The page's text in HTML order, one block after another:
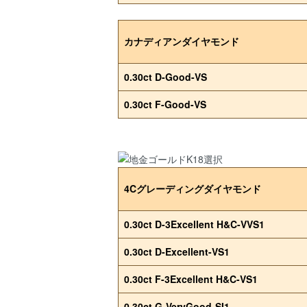
カナディアンダイヤモンド
0.30ct D-Good-VS
0.30ct F-Good-VS
4Cグレーディングダイヤモンド
0.30ct D-3Excellent H&C-VVS1
0.30ct D-Excellent-VS1
0.30ct F-3Excellent H&C-VS1